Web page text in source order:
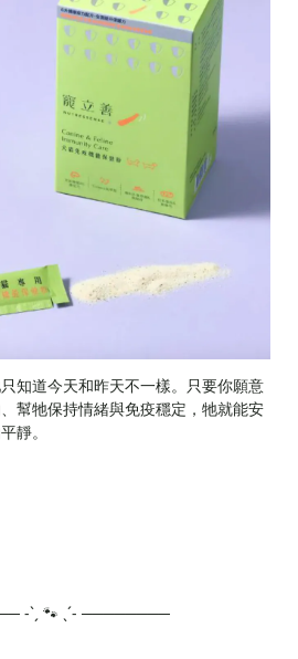
知道今天和昨天不一樣。只要你願意
幫牠保持情緒與免疫穩定，牠就能安
靜。
-ˋˏ 🐾 ˎˊ- ────────